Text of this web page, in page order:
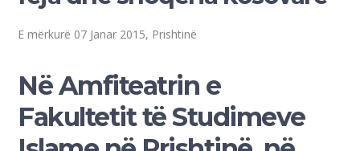
E mërkurë 07 Janar 2015, Prishtinë
Në Amfiteatrin e
Fakultetit të Studimeve